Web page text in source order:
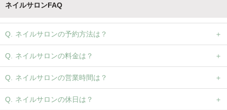
ネイルサロンFAQ
ネイルサロンの予約方法は？
ネイルサロンの料金は？
ネイルサロンの営業時間は？
ネイルサロンの休日は？